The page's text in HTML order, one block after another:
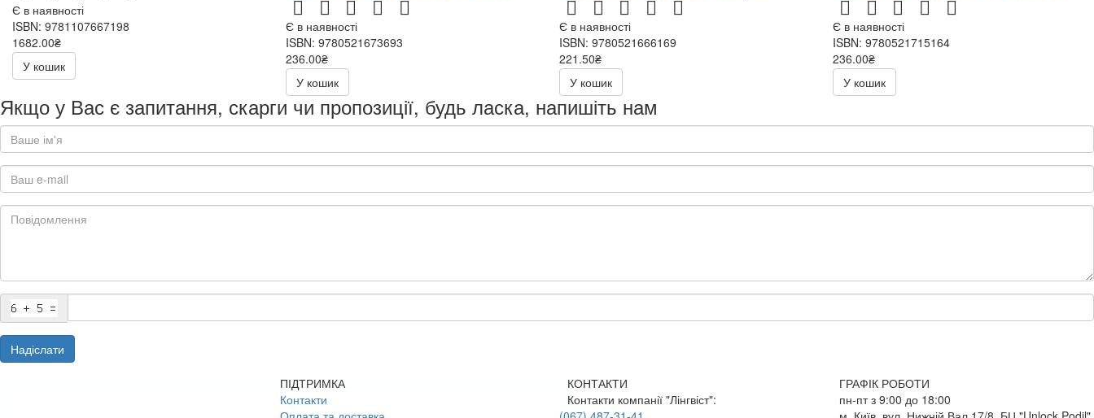
Є в наявності
ISBN: 9781107667198
1682.00₴
У кошик
Є в наявності
ISBN: 9780521673693
236.00₴
472.00₴
У кошик
Є в наявності
ISBN: 9780521666169
221.50₴
443.00₴
У кошик
Є в наявності
ISBN: 9780521715164
236.00₴
472.00₴
У кошик
Якщо у Вас є запитання, скарги чи пропозиції, будь ласка, напишіть нам
Надіслати
ПІДТРИМКА
Контакти
КОНТАКТИ
Контакти компанії "Лінгвіст":
ГРАФІК РОБОТИ
пн-пт з 9:00 до 18:00